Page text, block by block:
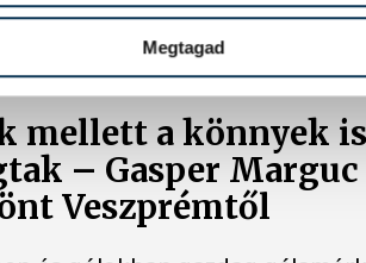
Megtagad
nyert szombaton a nyíltvízi
mellett a könnyek
– Gasper Marguc
Veszprémtől